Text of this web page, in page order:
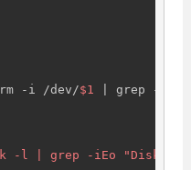
-i /dev/
$1 | grep -iEo
-l | grep -iEo "Disk